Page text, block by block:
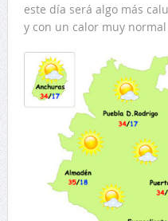
este día será algo más
y con un calor muy